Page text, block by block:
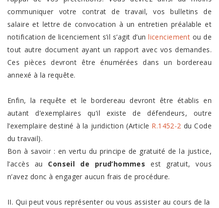
communiquer votre contrat de travail, vos bulletins de
salaire et lettre de convocation à un entretien préalable et
notification de licenciement s’il s’agit d’unlicenciement ou de
tout autre document ayant un rapport avec vos demandes.
Ces pièces devront être énumérées dans un bordereau
annexé à la requête.
Enfin, la requête et le bordereau devront être établis en
autant d’exemplaires qu’il existe de défendeurs, outre
l’exemplaire destiné à la juridiction (Article R.1452-2 du Code
du travail).
Bon à savoir : en vertu du principe de gratuité de la justice,
l’accès au Conseil de prud’hommes est gratuit, vous
n’avez donc à engager aucun frais de procédure.
II. Qui peut vous représenter ou vous assister au cours de la